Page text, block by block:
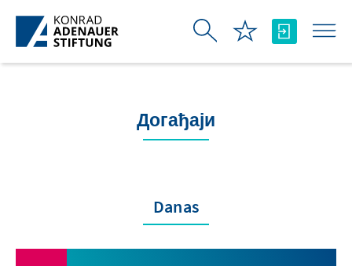
Skip to Main Content
Догађаји
Danas